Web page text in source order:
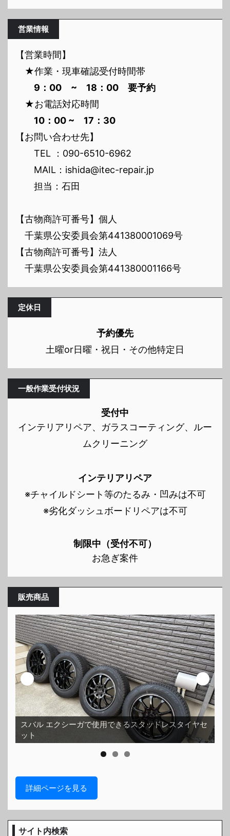
営業情報
【営業時間】
★作業・現車確認受付時間帯
9：00 ~ 18：00 要予約
★お電話対応時間
10：00 ~ 17：30
【お問い合わせ先】
TEL ：090-6510-6962
MAIL：ishida@itec-repair.jp
担当：石田
【古物商許可番号】個人
千葉県公安委員会第441380001069号
【古物商許可番号】法人
千葉県公安委員会第441380001166号
定休日
予約優先
土曜or日曜・祝日・その他特定日
一般作業受付状況
受付中
インテリアリペア、ガラスコーティング、ルー
ムクリーニング
インテリアリペア
※チャイルドシート等のたるみ・凹みは不可
※劣化ダッシュボードリペアは不可
制限中（受付不可）
お急ぎ案件
販売商品
スバル エクシーガで使用できるスタッドレスタイヤセ
ット
詳細ページを見る
サイト内検索